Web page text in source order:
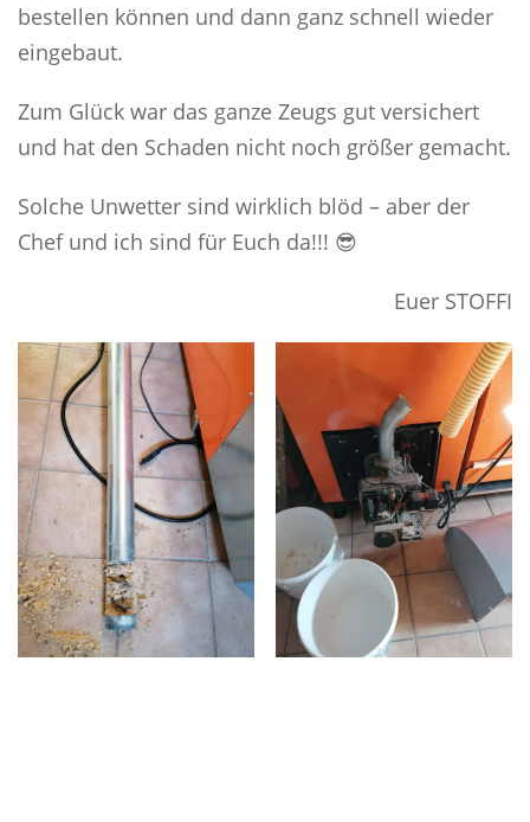
bestellen können und dann ganz schnell wieder
eingebaut.
Zum Glück war das ganze Zeugs gut versichert
und hat den Schaden nicht noch größer gemacht.
Solche Unwetter sind wirklich blöd – aber der
Chef und ich sind für Euch da!!! 😎
Euer STOFFI